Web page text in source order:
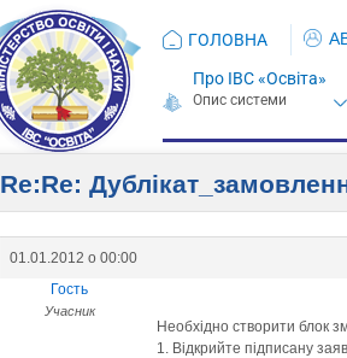
ГОЛОВНА
Про ІВС «Освіта»
Re:Re:
01.01.2012 о 00:00
Гость
Учасник
Необхідно створити блок
1. Відкрийте підписану